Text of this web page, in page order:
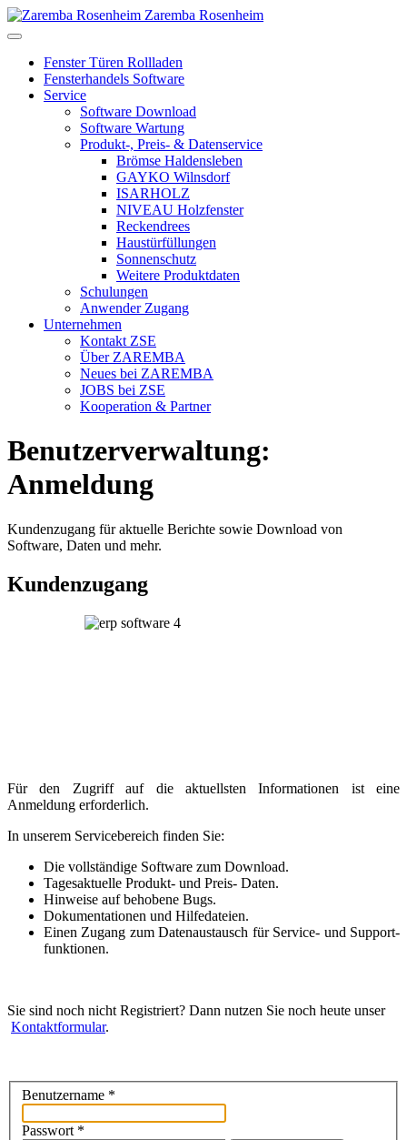
Zaremba Rosenheim
Fenster Türen Rollladen
Fensterhandels Software
Service
Software Download
Software Wartung
Produkt-, Preis- & Datenservice
Brömse Haldensleben
GAYKO Wilnsdorf
ISARHOLZ
NIVEAU Holzfenster
Reckendrees
Haustürfüllungen
Sonnenschutz
Weitere Produktdaten
Schulungen
Anwender Zugang
Unternehmen
Kontakt ZSE
Über ZAREMBA
Neues bei ZAREMBA
JOBS bei ZSE
Kooperation & Partner
Benutzerverwaltung:
Anmeldung
Kundenzugang für aktuelle Berichte sowie Download von
Software, Daten und mehr.
Kundenzugang
Für den Zugriff auf die aktuellsten Informationen ist eine
Anmeldung erforderlich.
In unserem Servicebereich finden Sie:
Die voll­ständige Software zum Download.
Tagesaktuelle Produkt- und Preis- Daten.
Hinweise auf behobene Bugs.
Dokumen­tationen und Hilfedateien.
Einen Zugang zum Daten­aus­tausch für Service- und Support­
funktionen.
Sie sind noch nicht Registriert? Dann nutzen Sie noch heute unser
Kontakt­formular.
Benutzername *
Passwort *